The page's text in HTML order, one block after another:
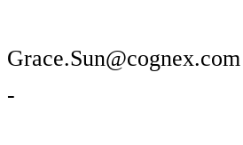
Grace.Sun@cognex.com
-